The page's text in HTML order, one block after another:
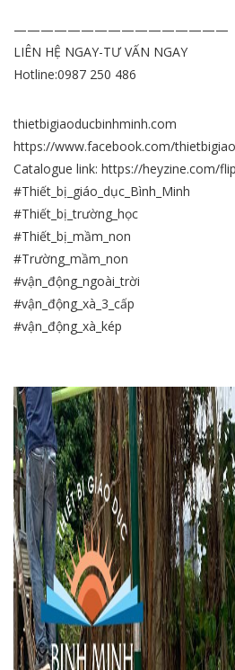
————————————————
LIÊN HỆ NGAY-TƯ VẤN NGAY
Hotline:0987 250 486
thietbigiaoducbinhminh.com
https://www.facebook.com/
Catalogue link: https://heyzine.com/
#Thiết_bị_giáo_dục_Bình_Minh
#Thiết_bị_trường_học
#Thiết_bị_mầm_non
#Trường_mầm_non
#vận_động_ngoài_trời
#vận_động_xà_3_cấp
#vận_động_xà_kép